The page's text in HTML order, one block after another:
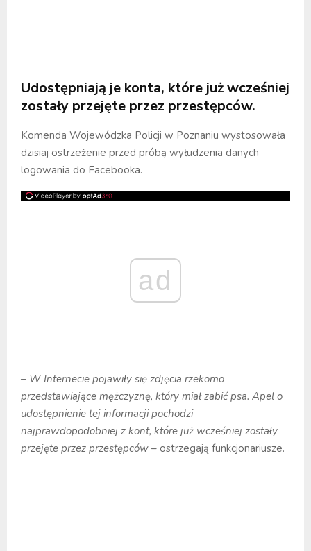
Udostępniają je konta, które już wcześniej
zostały przejęte przez przestępców.
Komenda Wojewódzka Policji w Poznaniu wystosowała
dzisiaj ostrzeżenie przed próbą wyłudzenia danych
logowania do Facebooka.
ad
– W Internecie pojawiły się zdjęcia rzekomo
przedstawiające mężczyznę, który miał zabić psa. Apel o
udostępnienie tej informacji pochodzi
najprawdopodobniej z kont, które już wcześniej zostały
przejęte przez przestępców – ostrzegają funkcjonariusze.